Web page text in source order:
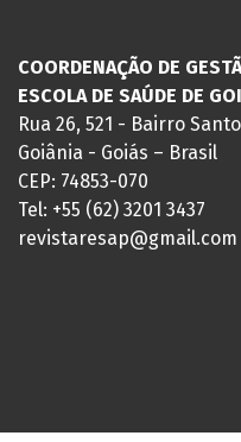
COORDENAÇÃO DE
ESCOLA DE SAÚDE DE
Rua 26, 521 - Bairro
Goiânia - Goiás – Brasil
CEP: 74853-070
Tel: +55 (62) 3201 3437
revistaresap@gmail.com